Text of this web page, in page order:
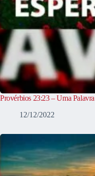
Provérbios 23:23 – Uma
12/12/2022